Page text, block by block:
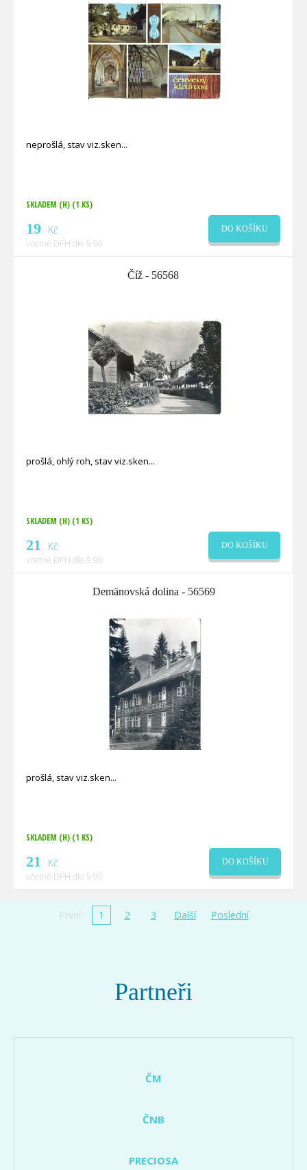
neprošlá, stav viz.sken
SKLADEM (H) (1 KS)
19 Kč
včetně DPH dle § 90
DO KOŠÍKU
Číž - 56568
prošlá, ohlý roh, stav viz.sken
SKLADEM (H) (1 KS)
21 Kč
včetně DPH dle § 90
DO KOŠÍKU
Demänovská dolina - 56569
prošlá, stav viz.sken
SKLADEM (H) (1 KS)
21 Kč
včetně DPH dle § 90
DO KOŠÍKU
První 1 2 3 Další Poslední
Partneři
ČM
ČNB
PRECIOSA